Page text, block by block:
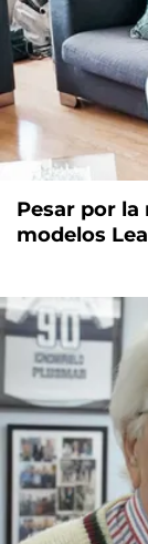
Pesar por
modelos